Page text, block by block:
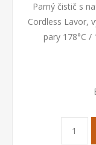
Parný čistič s
Cordless Lavor,
pary 178°C /